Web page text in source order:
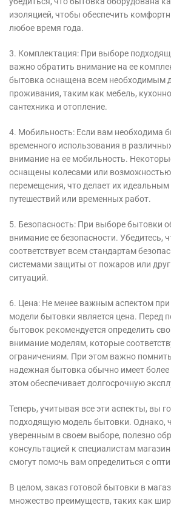
изоляцией, чтобы обеспечить
любое время года.
3. Комплектация: При выборе
важно обратить внимание на ее
бытовка оснащена всем необходимым
проживания, таким как мебель,
сантехника и отопление.
4. Мобильность: Если вам необходима
временного использования в
внимание на ее мобильность.
оснащены колесами или возможностью
перемещения, что делает их
путешествий или временных работ.
5. Безопасность: При выборе бытовки
внимание ее безопасности. Убедитесь,
соответствует всем стандартам
системами защиты от пожаров или
ситуаций.
6. Цена: Не менее важным аспектом
модели бытовки является цена. Перед
бытовок рекомендуется определить
внимание моделям, которые
ограничениям. При этом важно
надежная бытовка обычно имеет
этом обеспечивает долгосрочную
Теперь, учитывая все эти аспекты, вы
подходящую модель бытовки. Однако,
уверенным в своем выборе, полезно
консультацией к специалистам
смогут помочь вам определиться с
В целом, заказ готовой бытовки в
множество преимуществ, таких как